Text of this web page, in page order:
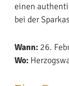
einen
bei der
Wann: 26.
Wo: